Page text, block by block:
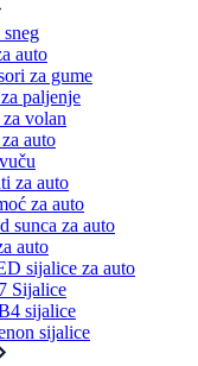
auto
za gume
paljenje
volan
auto
za auto
za auto
sunca za auto
auto
sijalice za auto
Sijalice
sijalice
sijalice